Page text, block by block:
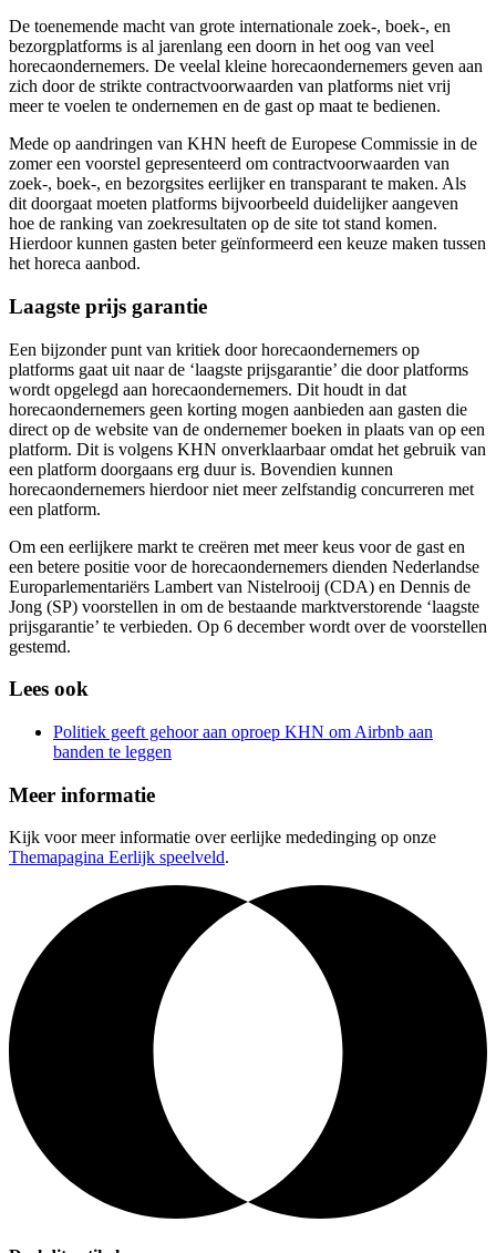
De toenemende macht van grote internationale zoek-, boek-, en
bezorgplatforms is al jarenlang een doorn in het oog van veel
horecaondernemers. De veelal kleine horecaondernemers geven aan
zich door de strikte contractvoorwaarden van platforms niet vrij
meer te voelen te ondernemen en de gast op maat te bedienen.
Mede op aandringen van KHN heeft de Europese Commissie in de
zomer een voorstel gepresenteerd om contractvoorwaarden van
zoek-, boek-, en bezorgsites eerlijker en transparant te maken. Als
dit doorgaat moeten platforms bijvoorbeeld duidelijker aangeven
hoe de ranking van zoekresultaten op de site tot stand komen.
Hierdoor kunnen gasten beter geïnformeerd een keuze maken tussen
het horeca aanbod.
Laagste prijs garantie
Een bijzonder punt van kritiek door horecaondernemers op
platforms gaat uit naar de ‘laagste prijsgarantie’ die door platforms
wordt opgelegd aan horecaondernemers. Dit houdt in dat
horecaondernemers geen korting mogen aanbieden aan gasten die
direct op de website van de ondernemer boeken in plaats van op een
platform. Dit is volgens KHN onverklaarbaar omdat het gebruik van
een platform doorgaans erg duur is. Bovendien kunnen
horecaondernemers hierdoor niet meer zelfstandig concurreren met
een platform.
Om een eerlijkere markt te creëren met meer keus voor de gast en
een betere positie voor de horecaondernemers dienden Nederlandse
Europarlementariërs Lambert van Nistelrooij (CDA) en Dennis de
Jong (SP) voorstellen in om de bestaande marktverstorende ‘laagste
prijsgarantie’ te verbieden. Op 6 december wordt over de voorstellen
gestemd.
Lees ook
Politiek geeft gehoor aan oproep KHN om Airbnb aan
banden te leggen
Meer informatie
Kijk voor meer informatie over eerlijke mededinging op onze
Themapagina Eerlijk speelveld.